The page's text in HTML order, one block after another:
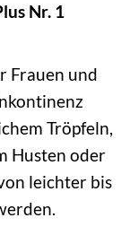
Nr. 1
Frauen und
Tröpfeln,
Husten oder
leichter bis